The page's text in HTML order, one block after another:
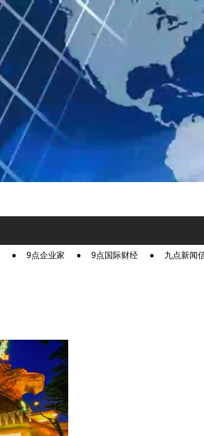
9点企业家 9点国际财经 九点新闻